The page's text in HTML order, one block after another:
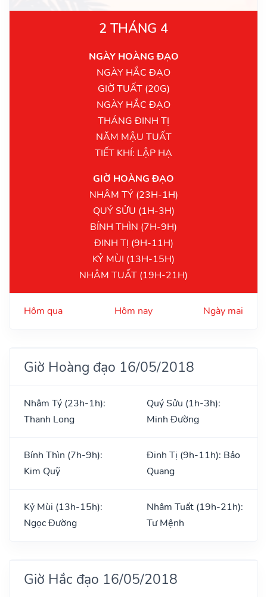
2 THÁNG 4
NGÀY HOÀNG ĐẠO
NGÀY HẮC ĐẠO
GIỜ TUẤT (20G)
NGÀY HẮC ĐẠO
THÁNG ĐINH TỊ
NĂM MẬU TUẤT
TIẾT KHÍ: LẬP HẠ
GIỜ HOÀNG ĐẠO
NHÂM TÝ (23H-1H)
QUÝ SỬU (1H-3H)
BÍNH THÌN (7H-9H)
ĐINH TỊ (9H-11H)
KỶ MÙI (13H-15H)
NHÂM TUẤT (19H-21H)
Hôm qua Hôm nay Ngày mai
Giờ Hoàng đạo 16/05/2018
Nhâm Tý (23h-1h):
Thanh Long
Quý Sửu (1h-3h):
Minh Đường
Bính Thìn (7h-9h):
Kim Quỹ
Đinh Tị (9h-11h): Bảo
Quang
Kỷ Mùi (13h-15h):
Ngọc Đường
Nhâm Tuất (19h-21h):
Tư Mệnh
Giờ Hắc đạo 16/05/2018